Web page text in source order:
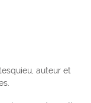
auteur et